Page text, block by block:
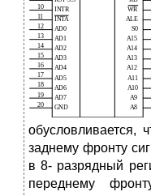
обусловливается,
заднему фронту
в 8- разрядный
переднему